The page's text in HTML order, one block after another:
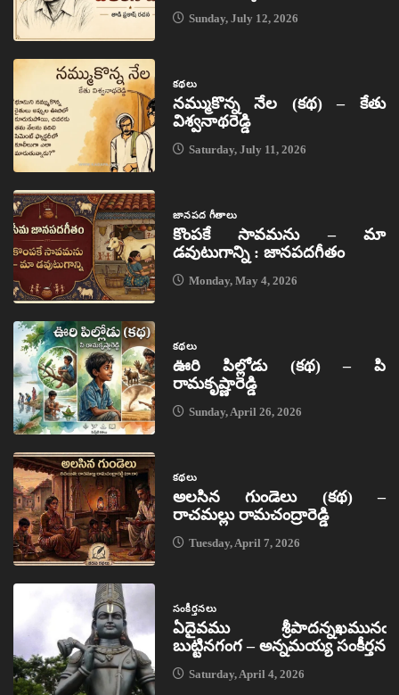
Sunday, July 12, 2026
కథలు
నమ్ముకొన్న నేల (కథ) – కేతు
విశ్వనాథరెడ్డి
Saturday, July 11, 2026
జానపద గీతాలు
కొంపకే సావమను – మా
డవుటుగాన్ని : జానపదగీతం
Monday, May 4, 2026
కథలు
ఊరి పిల్లోడు (కథ) – పి
రామకృష్ణారెడ్డి
Sunday, April 26, 2026
కథలు
అలసిన గుండెలు (కథ) –
రాచమల్లు రామచంద్రారెడ్డి
Tuesday, April 7, 2026
సంకీర్తనలు
ఏదైవము శ్రీపాదన్నఖమునఁ
బుట్టినగంగ – అన్నమయ్య సంకీర్తన
Saturday, April 4, 2026